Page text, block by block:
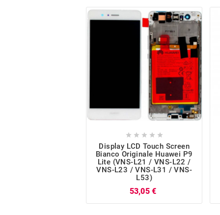
    
Display LCD Touch Screen
Bianco Originale Huawei P9
Lite (VNS-L21 / VNS-L22 /
VNS-L23 / VNS-L31 / VNS-
L53)
53,05 €